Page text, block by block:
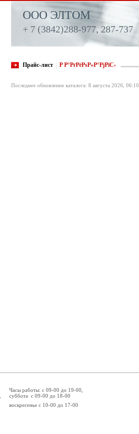
ООО ЭЛТОМ
+ 7 (3842)288-977, 287-737
Прайс-лист Р Р°РґРёРѕР»Р°РјРїС‹
Последнее обновление каталога: 8 августа 2026, 06:10
Часы работы: с 09-00 до 19-00,
суббота с 09-00 до 18-00
воскресенье с 10-00 до 17-00